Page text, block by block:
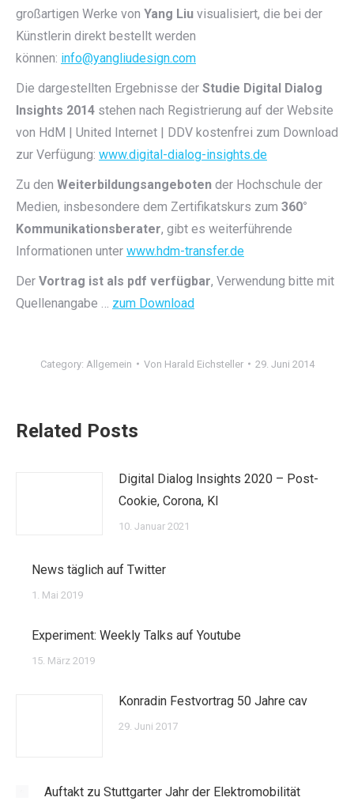
großartigen Werke von Yang Liu visualisiert, die bei der
Künstlerin direkt bestellt werden
können: info@yangliudesign.com
Die dargestellten Ergebnisse der Studie Digital Dialog
Insights 2014 stehen nach Registrierung auf der Website
von HdM | United Internet | DDV kostenfrei zum Download
zur Verfügung: www.digital-dialog-insights.de
Zu den Weiterbildungsangeboten der Hochschule der
Medien, insbesondere dem Zertifikatskurs zum 360°
Kommunikationsberater, gibt es weiterführende
Informationen unter www.hdm-transfer.de
Der Vortrag ist als pdf verfügbar, Verwendung bitte mit
Quellenangabe … zum Download
Category: Allgemein Von Harald Eichsteller 29. Juni 2014
Related Posts
Digital Dialog Insights 2020 – Post-
Cookie, Corona, KI
10. Januar 2021
News täglich auf Twitter
1. Mai 2019
Experiment: Weekly Talks auf Youtube
15. März 2019
Konradin Festvortrag 50 Jahre cav
29. Juni 2017
Auftakt zu Stuttgarter Jahr der Elektromobilität